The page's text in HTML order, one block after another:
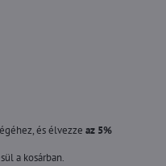
és élvezze az 5%
a kosárban.